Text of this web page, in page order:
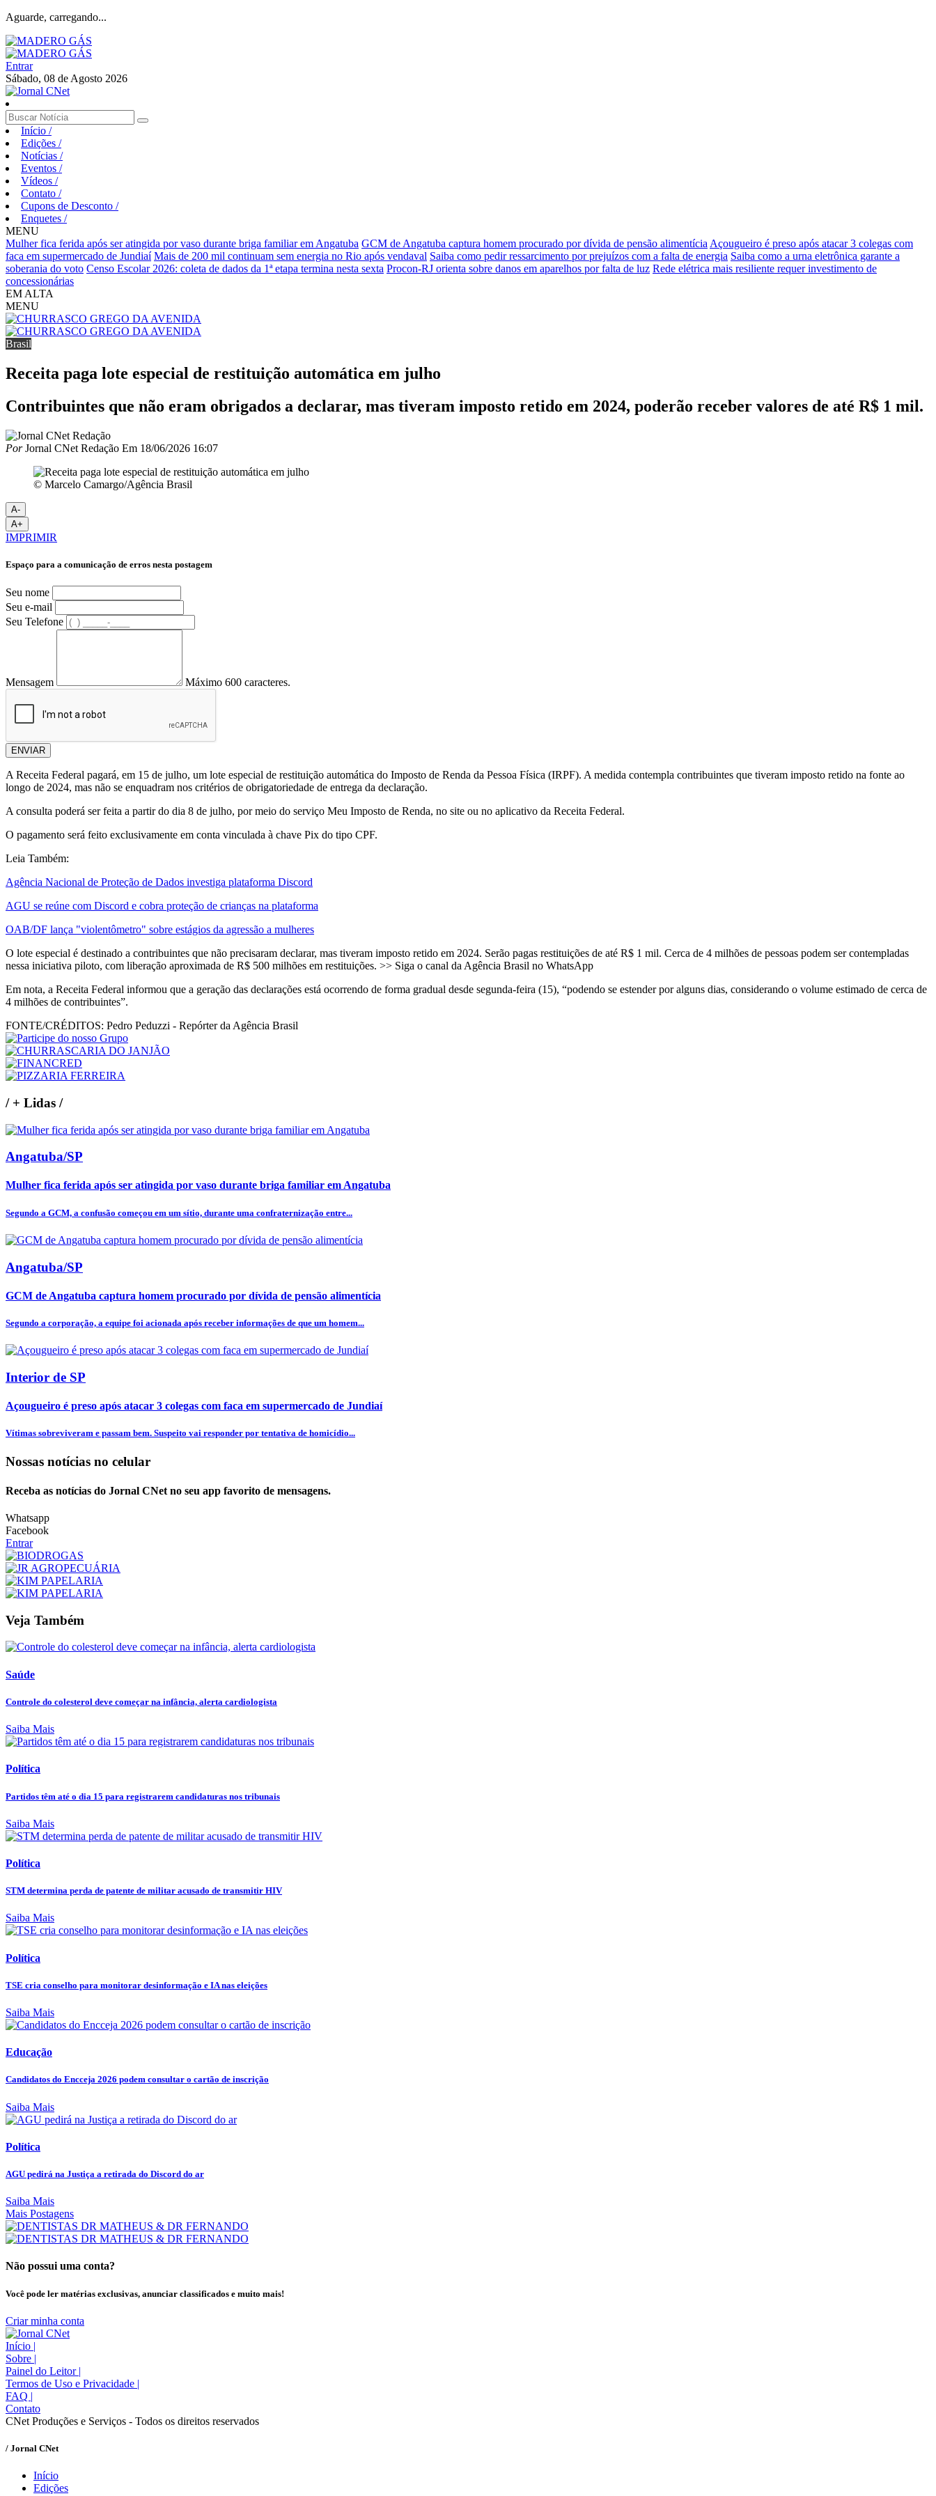
Aguarde, carregando...
Entrar
Sábado, 08 de Agosto 2026
Início /
Edições /
Notícias /
Eventos /
Vídeos /
Contato /
Cupons de Desconto /
Enquetes /
MENU
Mulher fica ferida após ser atingida por vaso durante briga familiar em Angatuba GCM de Angatuba captura homem procurado por dívida de pensão alimentícia Açougueiro é preso após atacar 3 colegas com
faca em supermercado de Jundiaí Mais de 200 mil continuam sem energia no Rio após vendaval Saiba como pedir ressarcimento por prejuízos com a falta de energia Saiba como a urna eletrônica garante a
soberania do voto Censo Escolar 2026: coleta de dados da 1ª etapa termina nesta sexta Procon-RJ orienta sobre danos em aparelhos por falta de luz Rede elétrica mais resiliente requer investimento de
concessionárias
EM ALTA
MENU
Brasil
Receita paga lote especial de restituição automática em julho
Contribuintes que não eram obrigados a declarar, mas tiveram imposto retido em 2024, poderão receber valores de até R$ 1 mil.
PorJornal CNet Redação Em 18/06/2026 16:07
© Marcelo Camargo/Agência Brasil
A-
A+
IMPRIMIR
Espaço para a comunicação de erros nesta postagem
Seu nome
Seu e-mail
Seu Telefone
Mensagem Máximo 600 caracteres.
ENVIAR
A Receita Federal pagará, em 15 de julho, um lote especial de restituição automática do Imposto de Renda da Pessoa Física (IRPF). A medida contempla contribuintes que tiveram imposto retido na fonte ao
longo de 2024, mas não se enquadram nos critérios de obrigatoriedade de entrega da declaração.
A consulta poderá ser feita a partir do dia 8 de julho, por meio do serviço Meu Imposto de Renda, no site ou no aplicativo da Receita Federal.
O pagamento será feito exclusivamente em conta vinculada à chave Pix do tipo CPF.
Leia Também:
Agência Nacional de Proteção de Dados investiga plataforma Discord
AGU se reúne com Discord e cobra proteção de crianças na plataforma
OAB/DF lança "violentômetro" sobre estágios da agressão a mulheres
O lote especial é destinado a contribuintes que não precisaram declarar, mas tiveram imposto retido em 2024. Serão pagas restituições de até R$ 1 mil. Cerca de 4 milhões de pessoas podem ser contempladas
nessa iniciativa piloto, com liberação aproximada de R$ 500 milhões em restituições. >> Siga o canal da Agência Brasil no WhatsApp
Em nota, a Receita Federal informou que a geração das declarações está ocorrendo de forma gradual desde segunda-feira (15), “podendo se estender por alguns dias, considerando o volume estimado de cerca de
4 milhões de contribuintes”.
FONTE/CRÉDITOS: Pedro Peduzzi - Repórter da Agência Brasil
/+ Lidas /
Angatuba/SP
Mulher fica ferida após ser atingida por vaso durante briga familiar em Angatuba
Segundo a GCM, a confusão começou em um sítio, durante uma confraternização entre...
Angatuba/SP
GCM de Angatuba captura homem procurado por dívida de pensão alimentícia
Segundo a corporação, a equipe foi acionada após receber informações de que um homem...
Interior de SP
Açougueiro é preso após atacar 3 colegas com faca em supermercado de Jundiaí
Vítimas sobreviveram e passam bem. Suspeito vai responder por tentativa de homicídio...
Nossas notícias no celular
Receba as notícias do Jornal CNet no seu app favorito de mensagens.
Whatsapp
Facebook
Entrar
Veja Também
Saúde
Controle do colesterol deve começar na infância, alerta cardiologista
Saiba Mais
Política
Partidos têm até o dia 15 para registrarem candidaturas nos tribunais
Saiba Mais
Política
STM determina perda de patente de militar acusado de transmitir HIV
Saiba Mais
Política
TSE cria conselho para monitorar desinformação e IA nas eleições
Saiba Mais
Educação
Candidatos do Encceja 2026 podem consultar o cartão de inscrição
Saiba Mais
Política
AGU pedirá na Justiça a retirada do Discord do ar
Saiba Mais
Mais Postagens
Não possui uma conta?
Você pode ler matérias exclusivas, anunciar classificados e muito mais!
Criar minha conta
Início |
Sobre |
Painel do Leitor |
Termos de Uso e Privacidade |
FAQ |
Contato
CNet Produções e Serviços - Todos os direitos reservados
/ Jornal CNet
Início
Edições